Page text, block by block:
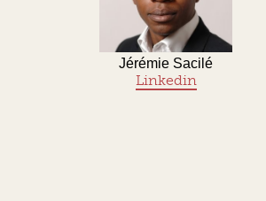
Jérémie Sacilé
Linkedin